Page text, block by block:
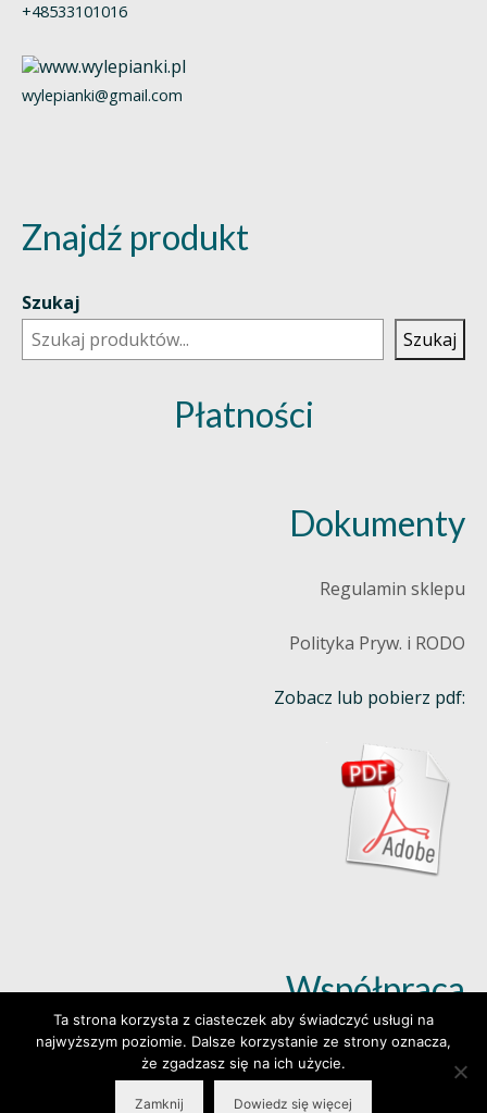
+48533101016
wylepianki@gmail.com
Znajdź produkt
Szukaj
Szukaj
Płatności
Dokumenty
Regulamin sklepu
Polityka Pryw. i RODO
Zobacz lub pobierz pdf:
Współpraca
Dowiedz się więcej (klik)
Ta strona korzysta z ciasteczek aby świadczyć usługi na
najwyższym poziomie. Dalsze korzystanie ze strony oznacza,
że zgadzasz się na ich użycie.
Zamknij Dowiedz się więcej